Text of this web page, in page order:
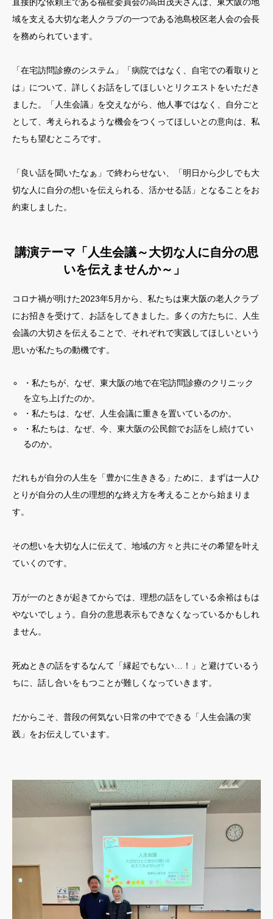
域を支える大切な老人クラブの一つである池島校区老人会の会長
を務められています。
「在宅訪問診療のシステム」「病院ではなく、自宅での看取りと
は」について、詳しくお話をしてほしいとリクエストをいただき
ました。「人生会議」を交えながら、他人事ではなく、自分ごと
として、考えられるような機会をつくってほしいとの意向は、私
たちも望むところです。
「良い話を聞いたなぁ」で終わらせない、「明日から少しでも大
切な人に自分の想いを伝えられる、活かせる話」となることをお
約束しました。
講演テーマ「人生会議～大切な人に自分の思
いを伝えませんか～」
コロナ禍が明けた2023年5月から、私たちは東大阪の老人クラブ
にお招きを受けて、お話をしてきました。多くの方たちに、人生
会議の大切さを伝えることで、それぞれで実践してほしいという
思いが私たちの動機です。
・私たちが、なぜ、東大阪の地で在宅訪問診療のクリニック
を立ち上げたのか。
・私たちは、なぜ、人生会議に重きを置いているのか。
・私たちは、なぜ、今、東大阪の公民館でお話をし続けてい
るのか。
だれもが自分の人生を「豊かに生ききる」ために、まずは一人ひ
とりが自分の人生の理想的な終え方を考えることから始まりま
す。
その想いを大切な人に伝えて、地域の方々と共にその希望を叶え
ていくのです。
万が一のときが起きてからでは、理想の話をしている余裕はもは
やないでしょう。自分の意思表示もできなくなっているかもしれ
ません。
死ぬときの話をするなんて「縁起でもない…！」と避けているう
ちに、話し合いをもつことが難しくなっていきます。
だからこそ、普段の何気ない日常の中でできる「人生会議の実
践」をお伝えしています。